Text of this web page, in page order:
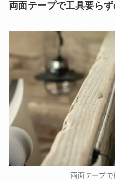
両面テープで工具要ら
両面テープで